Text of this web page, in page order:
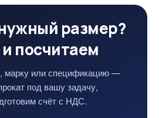
размер?
посчитаем
марку или спецификацию —
под вашу задачу,
счёт с НДС.